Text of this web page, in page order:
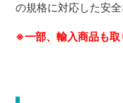
の規格に対応した安
※一部、輸入商品も取